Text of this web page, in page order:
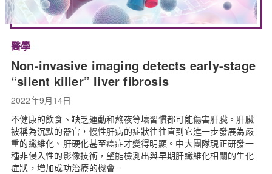
醫學
Non-invasive imaging detects early-stage
“silent killer” liver fibrosis
2022年9月14日
不健康的飲食、缺乏運動和熬夜等壞習慣都可能傷害肝臟。肝臟
被稱為沉默的器官，慢性肝病的症狀往往直到它進一步發展為嚴
重的纖維化、肝硬化甚至癌症才變得明顯。中大團隊現正研發一
種非侵入性的影像技術，望能檢測出與早期肝纖維化相關的生化
症狀，增加成功治療的機會。